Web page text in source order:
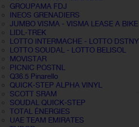
GROUPAMA FDJ
INEOS GRENADIERS
JUMBO VISMA - VISMA LEASE A BIKE
LIDL-TREK
LOTTO INTERMACHE - LOTTO DSTNY
LOTTO SOUDAL - LOTTO BELISOL
MOVISTAR
PICNIC POSTNL
Q36.5 Pinarello
QUICK-STEP ALPHA VINYL
SCOTT SRAM
SOUDAL QUICK-STEP
TOTAL ÉNERGIES
UAE TEAM EMIRATES